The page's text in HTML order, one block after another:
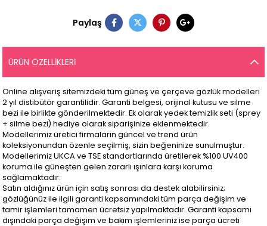
Paylaş
ÜRÜN ÖZELLIKLERI
Online alışveriş sitemizdeki tüm güneş ve çerçeve gözlük modelleri
2 yıl distibütör garantilidir. Garanti belgesi, orijinal kutusu ve silme
bezi ile birlikte gönderilmektedir. Ek olarak yedek temizlik seti (sprey
+ silme bezi) hediye olarak siparişinize eklenmektedir.
Modellerimiz üretici firmaların güncel ve trend ürün
koleksiyonundan özenle seçilmiş, sizin beğeninize sunulmuştur.
Modellerimiz UKCA ve TSE standartlarında üretilerek %100 UV400
koruma ile güneşten gelen zararlı ışınlara karşı koruma
sağlamaktadır:
Satın aldığınız ürün için satış sonrası da destek alabilirsiniz;
gözlüğünüz ile ilgili garanti kapsamındaki tüm parça değişim ve
tamir işlemleri tamamen ücretsiz yapılmaktadır. Garanti kapsamı
dışındaki parça değişim ve bakım işlemleriniz ise parça ücreti